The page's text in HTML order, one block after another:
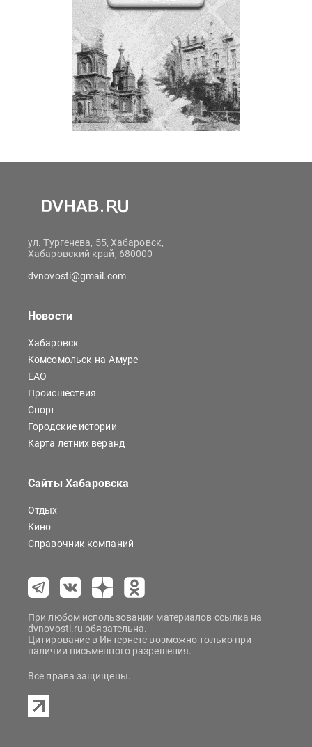
ул. Тургенева, 55, Хабаровск,
Хабаровский край, 680000
dvnovosti@gmail.com
Новости
Хабаровск
Комсомольск-на-Амуре
ЕАО
Происшествия
Спорт
Городские истории
Карта летних веранд
Сайты Хабаровска
Отдых
Кино
Справочник компаний
При любом использовании материалов ссылка на
dvnovosti.ru обязательна.
Цитирование в Интернете возможно только при
наличии письменного разрешения.
Все права защищены.